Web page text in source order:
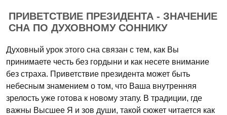
ПРИВЕТСТВИЕ ПРЕЗИДЕНТА - ЗНАЧЕНИЕ
СНА ПО ДУХОВНОМУ СОННИКУ
Духовный урок этого сна связан с тем, как Вы
принимаете честь без гордыни и как несете внимание
без страха. Приветствие президента может быть
небесным знамением о том, что Ваша внутренняя
зрелость уже готова к новому этапу. В традиции, где
важны Высшее Я и зов души, такой сюжет читается как